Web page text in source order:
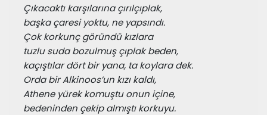
Çıkacaktı karşılarına çırılçıplak,
başka çaresi yoktu, ne yapsındı.
Çok korkunç göründü kızlara
tuzlu suda bozulmuş çıplak beden,
kaçıştılar dört bir yana, ta koylara dek.
Orda bir Alkinoos’un kızı kaldı,
Athene yürek komuştu onun içine,
bedeninden çekip almıştı korkuyu.